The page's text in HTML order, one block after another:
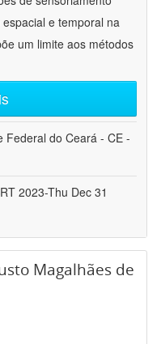
e temporal na
um limite aos métodos
Federal do Ceará - CE -
2023-Thu Dec 31
Magalhães de